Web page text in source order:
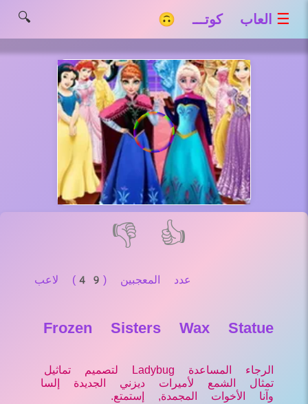
☰ العاب كوتـــ 🙃 🔍
👍
👎
عدد المعجبين (49) لاعب
Frozen Sisters Wax Statue
الرجاء المساعدة Ladybug لتصميم تماثيل
تمثال الشمع لأميرات ديزني الجديدة إلسا
وآنا الأخوات المجمدة, إستمتع.